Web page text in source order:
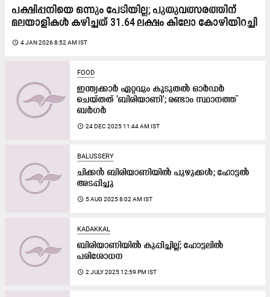
പക്ഷിപ്പനിയെ ഒന്നും പേടിയില്ല; പുതുവത്സരത്തിന്
മലയാളികൾ കഴിച്ചത് 31.64 ലക്ഷം കിലോ കോഴിയിറച്ചി
access_time 4 JAN 2026 8:52 AM IST
FOOD
ഇന്ത്യക്കാർ ഏറ്റവും കൂടുതൽ ഓർഡർ
ചെയ്തത് 'ബിരിയാണി'; രണ്ടാം സ്ഥാനത്ത്
ബർഗർ
access_time 24 DEC 2025 11:44 AM IST
BALUSSERY
ചിക്കൻ ബിരിയാണിയിൽ പുഴുക്കൾ; ഹോട്ടൽ
അടപ്പിച്ചു
access_time 5 AUG 2025 8:02 AM IST
KADAKKAL
ബിരിയാണിയിൽ കുപ്പിച്ചില്ല്; ഹോട്ടലിൽ
പരിശോധന
access_time 2 JULY 2025 12:59 PM IST